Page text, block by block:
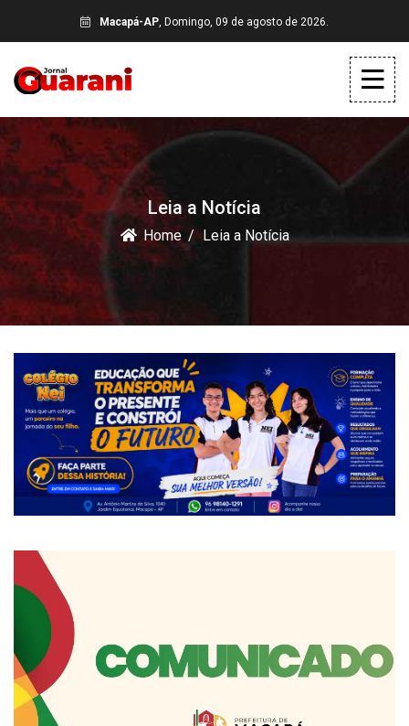
Macapá-AP, Domingo, 09 de agosto de 2026.
Leia a Notícia
Home Leia a Notícia